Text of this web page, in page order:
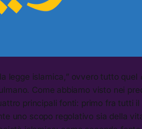
legge islamica,” ovvero tutto quel
Come abbiamo visto nei
principali fonti: primo fra tutti il
uno scopo regolativo sia della